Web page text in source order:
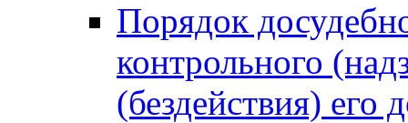
Порядок
контрольного
(бездействия)